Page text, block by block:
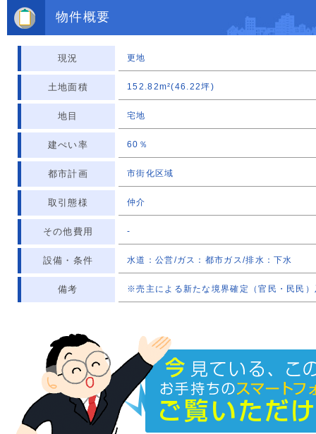
物件概要
現況 更地
土地面積 152.82m²(46.22坪)
地目 宅地
建ぺい率 60％
都市計画 市街化区域
取引態様 仲介
その他費用 -
設備・条件 水道：公営/ガス：都市ガス/排水：下水
備考 ※売主による新たな境界確定（官民・民民